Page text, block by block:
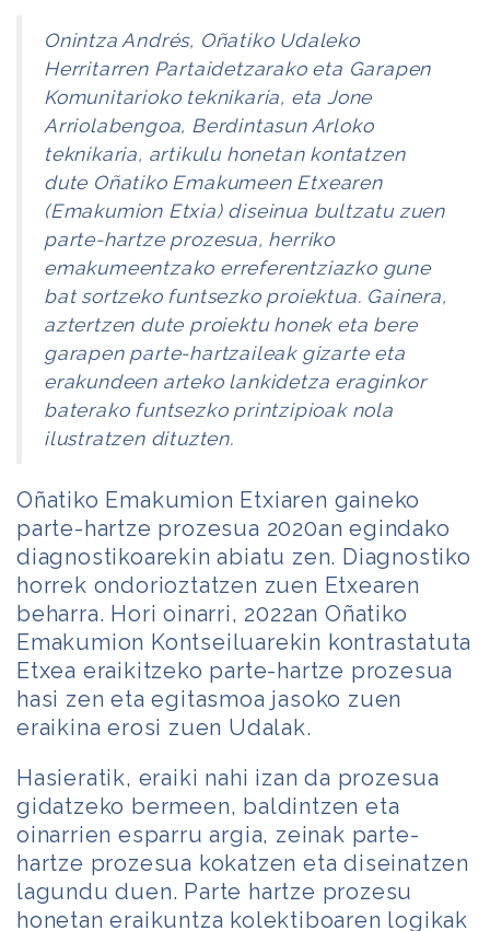
Onintza Andrés, Oñatiko Udaleko
Herritarren Partaidetzarako eta Garapen
Komunitarioko teknikaria, eta Jone
Arriolabengoa, Berdintasun Arloko
teknikaria, artikulu honetan kontatzen
dute Oñatiko Emakumeen Etxearen
(Emakumion Etxia) diseinua bultzatu zuen
parte-hartze prozesua, herriko
emakumeentzako erreferentziazko gune
bat sortzeko funtsezko proiektua. Gainera,
aztertzen dute proiektu honek eta bere
garapen parte-hartzaileak gizarte eta
erakundeen arteko lankidetza eraginkor
baterako funtsezko printzipioak nola
ilustratzen dituzten.
Oñatiko Emakumion Etxiaren gaineko
parte-hartze prozesua 2020an egindako
diagnostikoarekin abiatu zen. Diagnostiko
horrek ondorioztatzen zuen Etxearen
beharra. Hori oinarri, 2022an Oñatiko
Emakumion Kontseiluarekin kontrastatuta
Etxea eraikitzeko parte-hartze prozesua
hasi zen eta egitasmoa jasoko zuen
eraikina erosi zuen Udalak.
Hasieratik, eraiki nahi izan da prozesua
gidatzeko bermeen, baldintzen eta
oinarrien esparru argia, zeinak parte-
hartze prozesua kokatzen eta diseinatzen
lagundu duen. Parte hartze prozesu
honetan eraikuntza kolektiboaren logikak